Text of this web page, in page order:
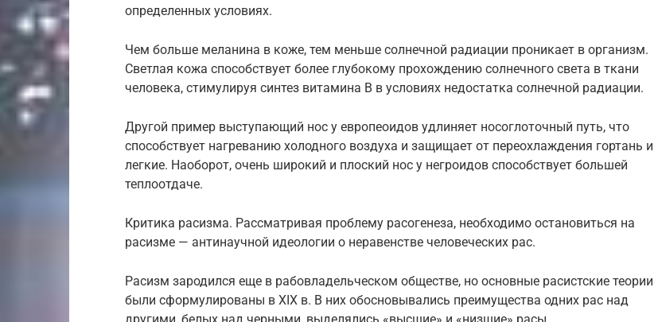
определенных условиях.
Чем больше меланина в коже, тем меньше солнечной радиации проникает в организм.
Светлая кожа способствует более глубокому прохождению солнечного света в ткани
человека, стимулируя синтез витамина В в условиях недостатка солнечной радиации.
Другой пример выступающий нос у европеоидов удлиняет носоглоточный путь, что
способствует нагреванию холодного воздуха и защищает от переохлаждения гортань и
легкие. Наоборот, очень широкий и плоский нос у негроидов способствует большей
теплоотдаче.
Критика расизма. Рассматривая проблему расогенеза, необходимо остановиться на
расизме — антинаучной идеологии о неравенстве человеческих рас.
Расизм зародился еще в рабовладельческом обществе, но основные расистские теории
были сформулированы в XIX в. В них обосновывались преимущества одних рас над
другими, белых над черными, выделялись «высшие» и «низшие» расы.